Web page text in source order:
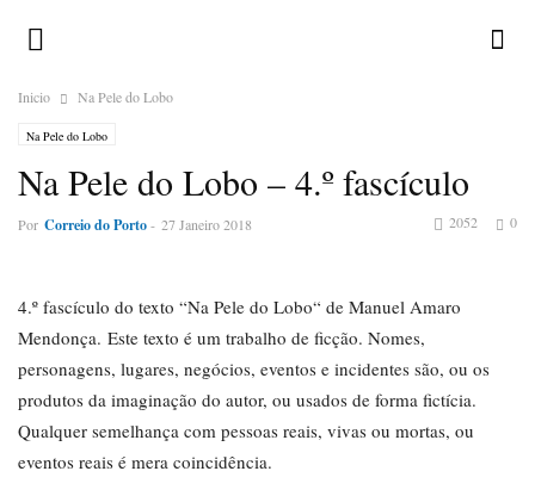
Inicio Na Pele do Lobo
Na Pele do Lobo
Na Pele do Lobo – 4.º fascículo
Por Correio do Porto- 27 Janeiro 2018 0
2052
4.º fascículo do texto “Na Pele do Lobo“ de Manuel Amaro
Mendonça. Este texto é um trabalho de ficção. Nomes,
personagens, lugares, negócios, eventos e incidentes são, ou os
produtos da imaginação do autor, ou usados de forma fictícia.
Qualquer semelhança com pessoas reais, vivas ou mortas, ou
eventos reais é mera coincidência.